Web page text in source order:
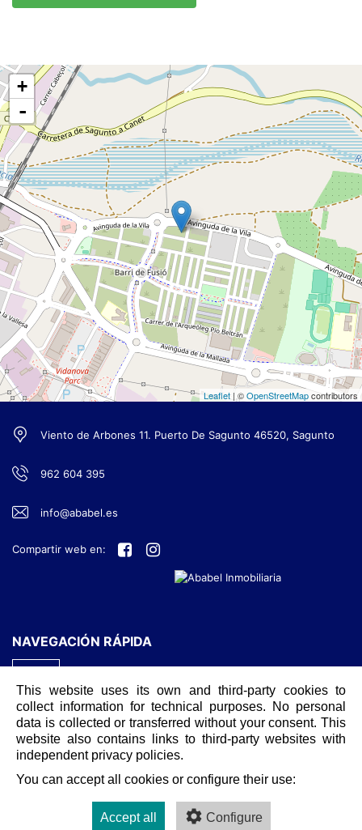
This website uses its own and third-party cookies to
collect information for technical purposes. No personal
data is collected or transferred without your consent. This
website also contains links to third-party websites with
independent privacy policies.
You can accept all cookies or configure their use:
Accept all Configure
+
-
Leaflet | ©OpenStreetMapcontributors
Viento de Arbones 11. Puerto De Sagunto 46520, Sagunto
962 604 395
info@ababel.es
Compartir web en:
NAVEGACIÓN RÁPIDA
CONTACTO
AVISO LEGAL
POLÍTICA DE COOKIES
POLÍTICA DE PRIVACIDAD
POLÍTICA DE PRIVACIDAD WEB-RRSS